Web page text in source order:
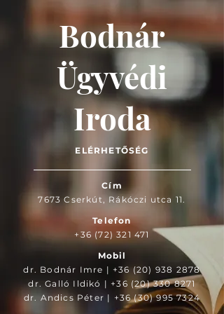
Bodnár
Ügyvédi
Iroda
ELÉRHETŐSÉG
Cím
7673 Cserkút, Rákóczi utca 11.
Telefon
+36 (72) 321 471
Mobil
dr. Bodnár Imre | +36 (20) 938 2878
dr. Galló Ildikó | +36 (20) 330 8271
dr. Andics Péter | +36 (30) 995 7324